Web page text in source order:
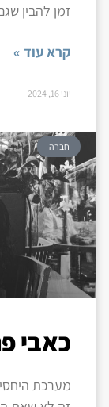
זמן להבין
קרא עוד »
יוני 16, 2024
חברה
כאבי
מערכת